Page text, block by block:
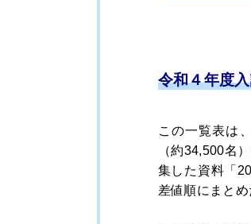
令和４年度
この一覧表は
（約34,500名
集した資料「
差値順にまとめ